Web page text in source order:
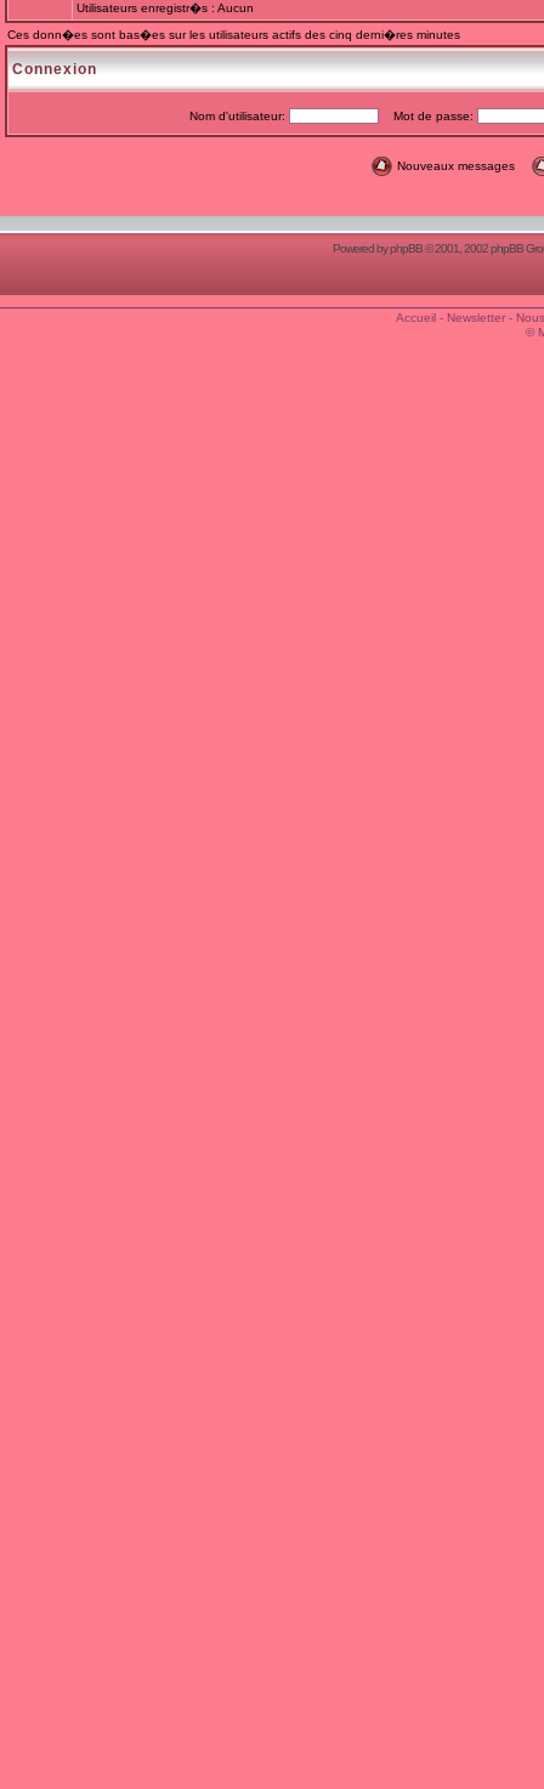
Utilisateurs enregistr�s : Aucun
Ces donn�es sont bas�es sur les utilisateurs actifs des cinq derni�res minutes
Connexion
Nom d'utilisateur: Mot de passe:
Nouveaux messages
Powered byphpBB© 2001, 2002 phpBB
Accueil- Newsletter-
©